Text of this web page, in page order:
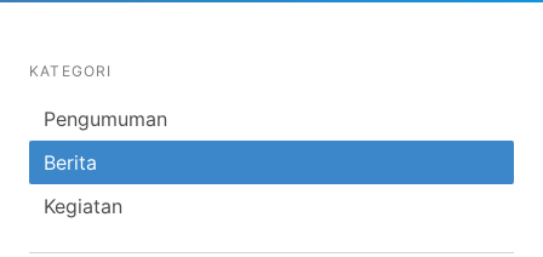
KATEGORI
Pengumuman
Berita
Kegiatan